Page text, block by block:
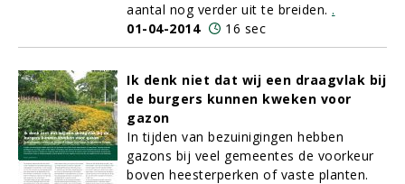
aantal nog verder uit te breiden. .
01-04-2014
16 sec
Ik denk niet dat wij een draagvlak bij
de burgers kunnen kweken voor
gazon
In tijden van bezuinigingen hebben
gazons bij veel gemeentes de voorkeur
boven heesterperken of vaste planten.